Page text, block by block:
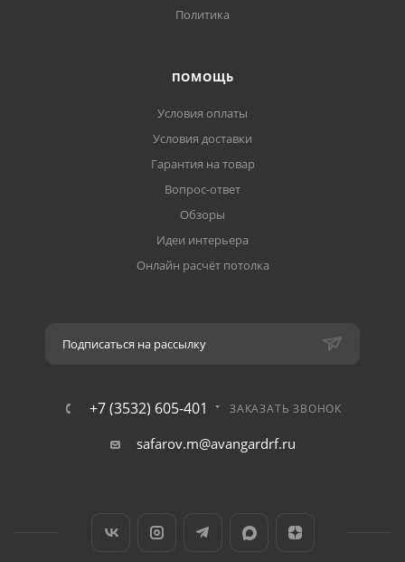
Политика
ПОМОЩЬ
Условия оплаты
Условия доставки
Гарантия на товар
Вопрос-ответ
Обзоры
Идеи интерьера
Онлайн расчёт потолка
Подписаться на рассылку
+7 (3532) 605-401 ЗАКАЗАТЬ ЗВОНОК
safarov.m@avangardrf.ru